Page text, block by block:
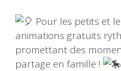
Pour les petits et
animations gratuits
promettant des
partage en famille !